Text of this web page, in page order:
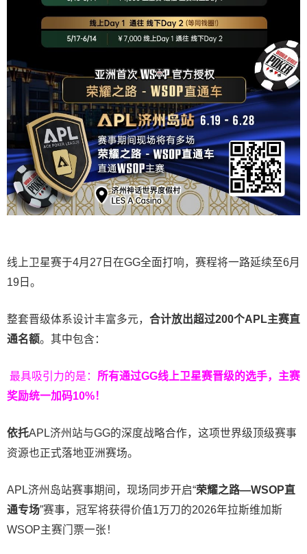
线上卫星赛于4月27日在GG全面打响，赛程将一路延续至6月
19日。
整套晋级体系设计丰富多元， 合计放出超过200个APL主赛直
通名额。其中包含：
最具吸引力的是： 所有通过GG线上卫星赛晋级的选手，主赛
奖励统一加码10%！
依托APL济州站与GG的深度战略合作，这项世界级顶级赛事
资源也正式落地亚洲赛场。
APL济州岛站赛事期间，现场同步开启“荣耀之路—WSOP直
通专场”赛事，冠军将获得价值1万刀的2026年拉斯维加斯
WSOP主赛门票一张！